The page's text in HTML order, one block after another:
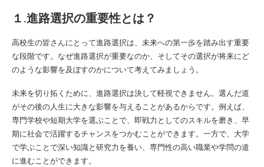
１.進路選択の重要性とは？
高校生の皆さんにとって進路選択は、未来への第一歩を踏み出す重要
な段階です。なぜ進路選択が重要なのか、そしてその選択が将来にど
のような影響を及ぼすのかについて考えてみましょう。
未来を切り拓くために、進路選択は決して軽視できません。選んだ道
がその後の人生に大きな影響を与えることがあるからです。例えば、
専門学校や短期大学を選ぶことで、即戦力としてのスキルを磨き、早
期に社会で活躍するチャンスをつかむことができます。一方で、大学
で学ぶことで深い知識と研究力を養い、専門性の高い職業や学問の道
に進むことができます。